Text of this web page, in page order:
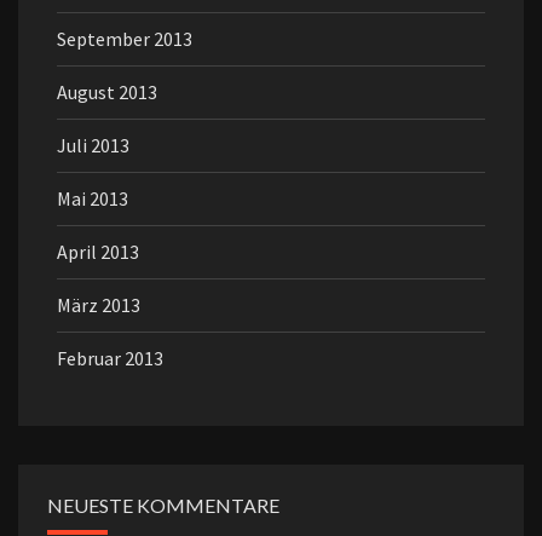
September 2013
August 2013
Juli 2013
Mai 2013
April 2013
März 2013
Februar 2013
NEUESTE KOMMENTARE